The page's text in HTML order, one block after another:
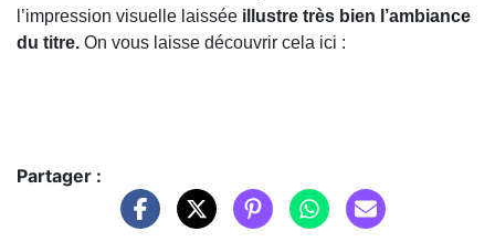
l’impression visuelle laissée illustre très bien l’ambiance
du titre. On vous laisse découvrir cela ici :
Partager :